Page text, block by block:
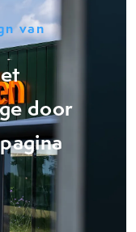
van
door